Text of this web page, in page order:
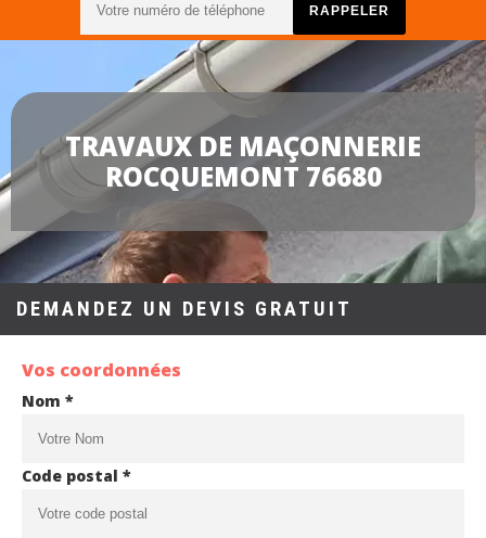
TRAVAUX DE MAÇONNERIE
ROCQUEMONT 76680
DEMANDEZ UN DEVIS GRATUIT
Vos coordonnées
Nom *
Code postal *